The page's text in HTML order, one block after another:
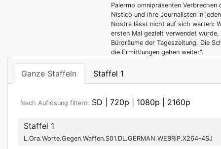
Palermo omnipräsenten
Nisticò und ihre Journalisten in
Nostra lässt nicht auf sich warten:
ersten Mal gezielt verwendet
Büroräume der Tageszeitung. Die
die Ermittlungen gehen weiter“.
Ganze Staffeln Staffel 1
Nach Auflösung filtern: SD 720p 1080p 2160p
Staffel 1
L.Ora.Worte.Gegen.Waffen.S01.DL.GERMAN.WEBRiP.X264-4SJ